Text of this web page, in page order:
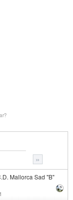
»
Mallorca Sad "B"